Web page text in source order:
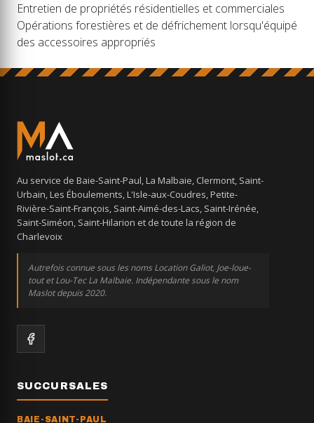
Entretien de propriétés résidentielles et commerciales
Opérations forestières et de défrichement lorsqu'équipé
des accessoires appropriés
Au service de Baie-Saint-Paul, La Malbaie, Clermont, Saint-
Urbain, Les Éboulements, L'Isle-aux-Coudres, Petite-
Rivière-Saint-François, Saint-Aimé-des-Lacs, Saint-Irénée,
Saint-Siméon, Saint-Hilarion et de toute la région de
Charlevoix
Autrefois connue sous les noms Location Galiot, Joe-loue-
tout et Lou-Tec La Malbaie. Indépendante sous le nom
Maslot depuis 2020.
SUCCURSALES
BAIE-SAINT-PAUL